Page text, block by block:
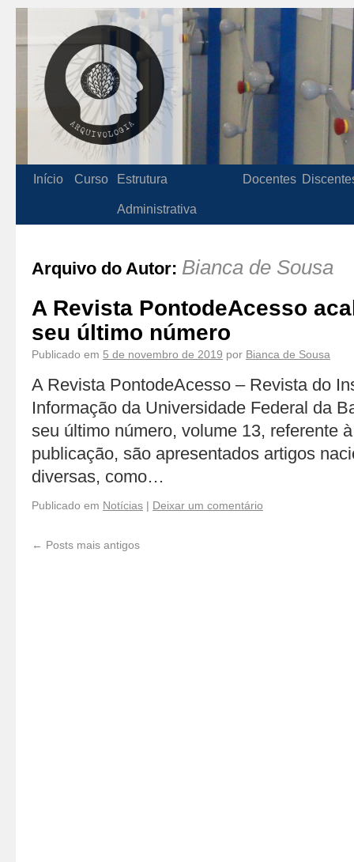
Início Curso Estrutura
Administrativa
Docentes
Arquivo do Autor: Bianca de Sousa
A Revista PontodeAcesso
seu último número
Publicado em 5 de novembro de 2019 por Bianca de Sousa
A Revista PontodeAcesso – Revista do
Informação da Universidade Federal da
seu último número, volume 13, referente
publicação, são apresentados artigos
diversas, como…
Publicado em Notícias | Deixar um comentário
← Posts mais antigos